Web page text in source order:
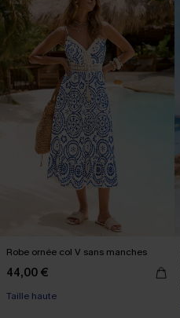
Robe ornée col V sans manches
44,00 €
Taille haute